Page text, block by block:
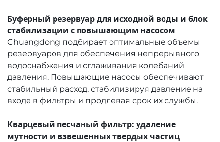
Буферный резервуар для исходной воды и блок
стабилизации с повышающим насосом
Chuangdong подбирает оптимальные объемы
резервуаров для обеспечения непрерывного
водоснабжения и сглаживания колебаний
давления. Повышающие насосы обеспечивают
стабильный расход, стабилизируя давление на
входе в фильтры и продлевая срок их службы.
Кварцевый песчаный фильтр: удаление
мутности и взвешенных твердых частиц